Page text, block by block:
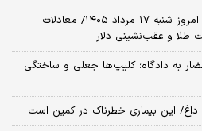
پیش‌بینی قیمت طلا، دلار و سکه امروز شنبه ۱۷ مرداد ۱۴۰۵/ معادلات
طلا و عقب‌نشینی دلار
به دادگاه؛ کلیپ‌ها جعلی و ساختگی
این بیماری خطرناک در کمین است